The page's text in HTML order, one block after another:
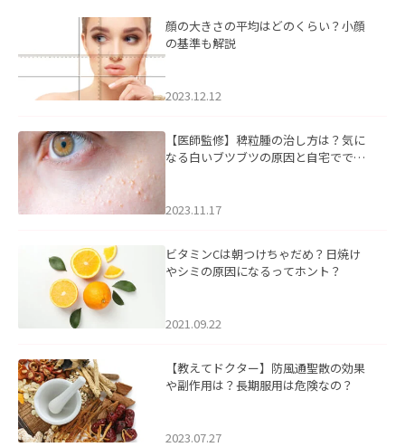
顔の大きさの平均はどのくらい？小顔
の基準も解説
2023.12.12
【医師監修】稗粒腫の治し方は？気に
なる白いブツブツの原因と自宅ででき
2023.11.17
ビタミンCは朝つけちゃだめ？日焼け
やシミの原因になるってホント？
2021.09.22
【教えてドクター】防風通聖散の効果
や副作用は？長期服用は危険なの？
2023.07.27